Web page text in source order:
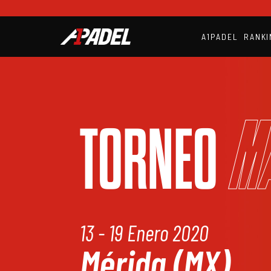
A1PADEL
TORNEO
13 - 19 Enero 2020